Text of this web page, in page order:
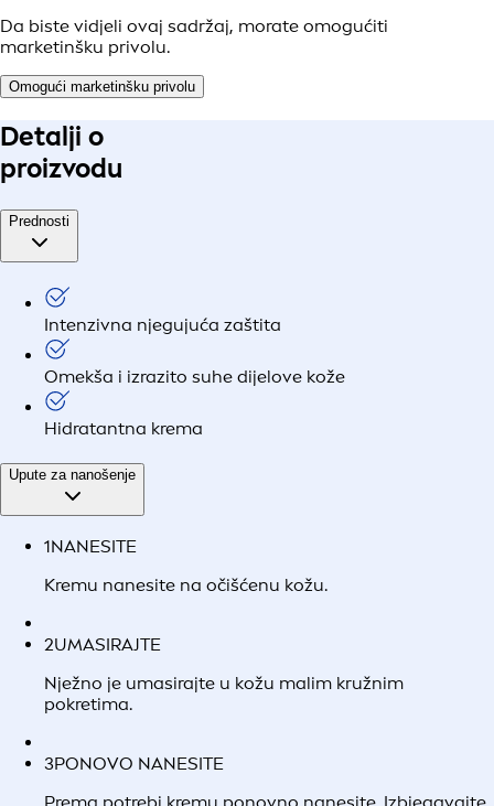
Da biste vidjeli ovaj sadržaj, morate omogućiti
marketinšku privolu.
Omogući marketinšku privolu
Detalji o
proizvodu
Prednosti
Intenzivna njegujuća zaštita
Omekša i izrazito suhe dijelove kože
Hidratantna krema
Upute za nanošenje
1NANESITE
Kremu nanesite na očišćenu kožu.
2UMASIRAJTE
Nježno je umasirajte u kožu malim kružnim
pokretima.
3PONOVO NANESITE